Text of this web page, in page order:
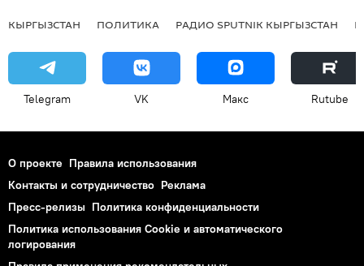
КЫРГЫЗСТАН ПОЛИТИКА РАДИО SPUTNIK КЫРГЫЗСТАН
Telegram VK Макс Rutube
О проекте Правила использования
Контакты и сотрудничество Реклама
Пресс-релизы Политика конфиденциальности
Политика использования Cookie и автоматического
логирования